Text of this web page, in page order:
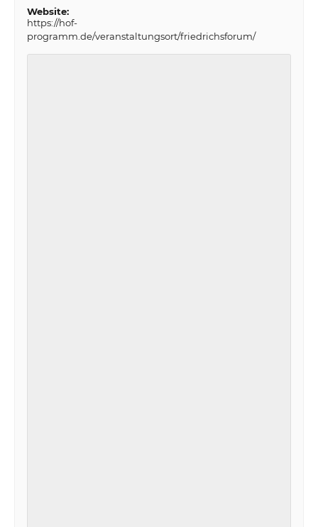
Website:
https://hof-
programm.de/veranstaltungsort/friedrichsforum/